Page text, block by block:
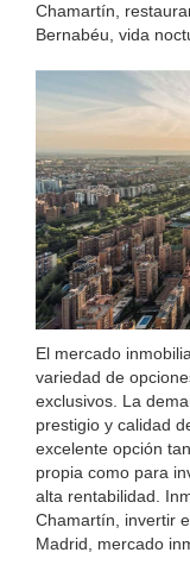
Chamartín,
Bernabéu, vida
El mercado
variedad de
exclusivos. La
prestigio y calidad
excelente opción
propia como para
alta rentabilidad.
Chamartín, invertir
Madrid, mercado